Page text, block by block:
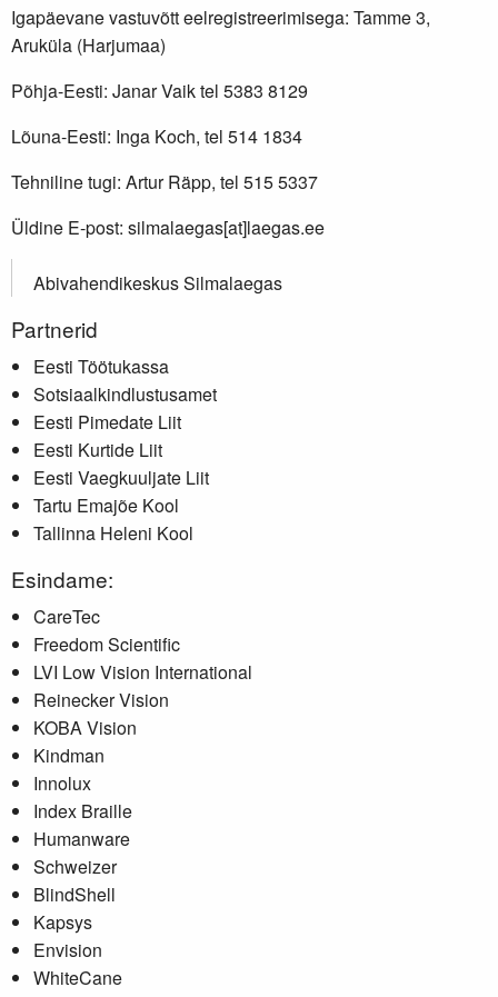
Igapäevane vastuvõtt eelregistreerimisega: Tamme 3,
Aruküla (Harjumaa)
Põhja-Eesti: Janar Vaik tel 5383 8129
Lõuna-Eesti: Inga Koch, tel 514 1834
Tehniline tugi: Artur Räpp, tel 515 5337
Üldine E-post: silmalaegas[at]laegas.ee
Abivahendikeskus Silmalaegas
Partnerid
Eesti Töötukassa
Sotsiaalkindlustusamet
Eesti Pimedate Liit
Eesti Kurtide Liit
Eesti Vaegkuuljate Liit
Tartu Emajõe Kool
Tallinna Heleni Kool
Esindame:
CareTec
Freedom Scientific
LVI Low Vision International
Reinecker Vision
KOBA Vision
Kindman
Innolux
Index Braille
Humanware
Schweizer
BlindShell
Kapsys
Envision
WhiteCane